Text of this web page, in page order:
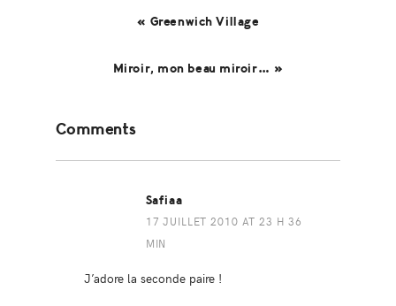
« Greenwich Village
Miroir, mon beau miroir… »
Interactions
Comments
Safiaa
17 JUILLET 2010 AT 23 H 36
MIN
J’adore la seconde paire !